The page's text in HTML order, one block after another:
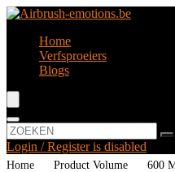
Home
Verfsproeiers
Blogs
Login / Register is disabled
Home Product Volume ‎600